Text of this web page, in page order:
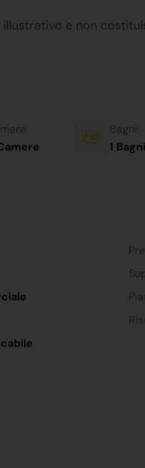
e non
Bagni:
1 Bagni